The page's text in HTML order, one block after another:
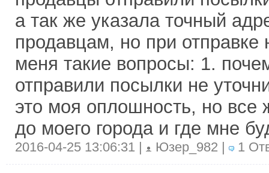
а так же указала точный
продавцам, но при
меня такие вопросы: 1.
отправили посылки не
это моя оплошность, но все
до моего города и где мне
2016-04-25 13:06:31 | Юзер_982 | 1